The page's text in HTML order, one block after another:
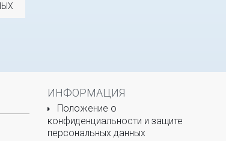
ИНФОРМАЦИЯ
Положение о
конфиденциальности и защите
персональных данных